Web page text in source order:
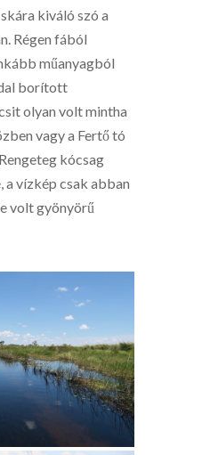
kiváló szó a
Régen fából
műanyagból
borított
olyan volt mintha
vagy a Fertő tó
kócsag
vízkép csak abban
volt gyönyörű